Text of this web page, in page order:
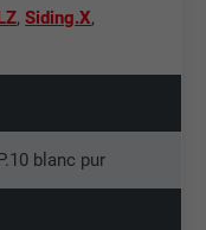
,Siding.X,
blanc pur